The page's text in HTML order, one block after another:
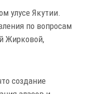
улусе Якутии.
по вопросам
Жирковой,
создание